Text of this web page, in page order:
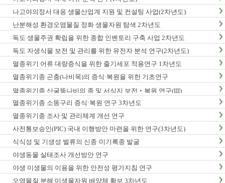
나고야의정서 대응 생물산업계 지원 및 컨설팅 사업(2차년도)
난분해성 환경오염물질 정화 생물자원 탐색 2차년도
독도 생물주권 확립을 위한 종합 인벤토리 구축 사업 2차년도
독도 자생식물 보전 및 관리를 위한 유전자 분석 연구(2차년도)
멸종위기 어류 대량증식을 위한 줄기세포 적용연구 1차년도
멸종위기종 곤충(나비목)의 증식·복원을 위한 기초연구
멸종위기종 산굴뚝나비의 종 및 서식지 보전‧복원 연구(III)
멸종위기종 소똥구리 증식·복원 연구 3차년도
멸종위기종 조사 및 관리체계 개선 연구
사전통보승인(PIC) 국내 이행방안 마련을 위한 연구(3차년도)
식식성 및 기생성 벌류의 신종·미기록종 발굴
야생동물 실태조사 개선방안 연구
야생 미생물의 이용을 위한 안전성 평가지침 연구
오염물질 분해 미생물자원 배양체 확보 3차년도